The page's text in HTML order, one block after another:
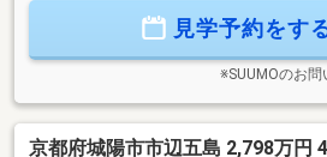
グプラザにお任せください！スーモに
見学予約をす
※SUUMOのお
京都府城陽市市辺五島 2,798万円